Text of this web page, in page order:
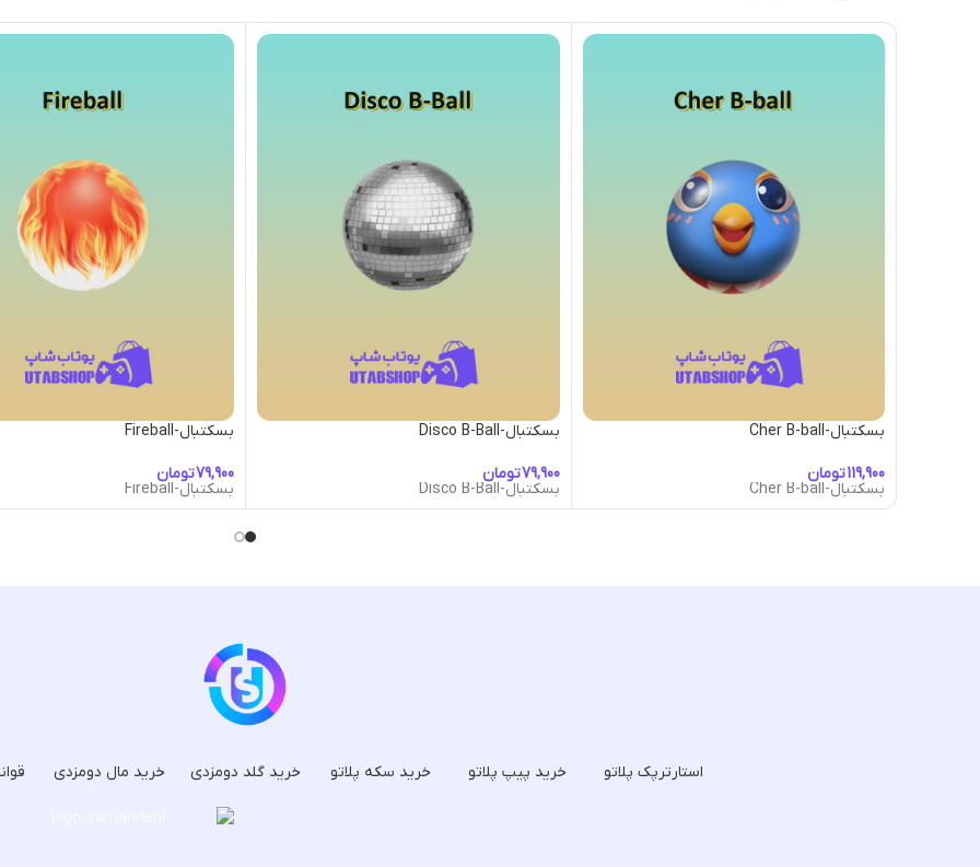
بسکتبال-Cher B-ball
تومان
بسکتبال-Cher B-ball
بسکتبال-Disco B-Ball
تومان
بسکتبال-Disco B-Ball
بسکتبال-Fireball
تومان
بسکتبال-Fireball
استارترپک پلاتو خرید پیپ پلاتو خرید سکه پلاتو خرید گلد دومزدی خرید مال دومزدی